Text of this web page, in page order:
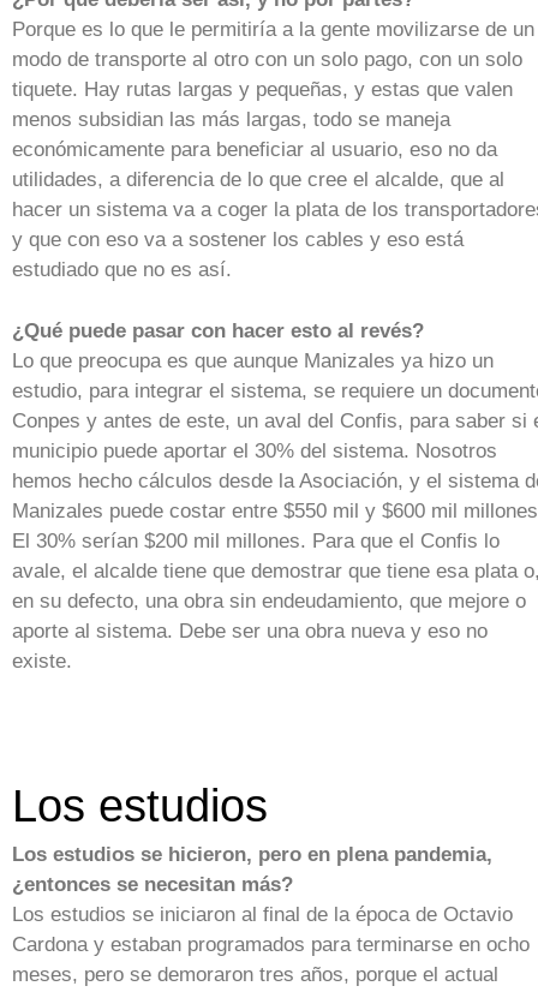
Porque es lo que le permitiría a la gente movilizarse de un
modo de transporte al otro con un solo pago, con un solo
tiquete. Hay rutas largas y pequeñas, y estas que valen
menos subsidian las más largas, todo se maneja
económicamente para beneficiar al usuario, eso no da
utilidades, a diferencia de lo que cree el alcalde, que al
hacer un sistema va a coger la plata de los
y que con eso va a sostener los cables y eso está
estudiado que no es así.
¿Qué puede pasar con hacer esto al revés?
Lo que preocupa es que aunque Manizales ya hizo un
estudio, para integrar el sistema, se requiere un
Conpes y antes de este, un aval del Confis, para saber si
municipio puede aportar el 30% del sistema. Nosotros
hemos hecho cálculos desde la Asociación, y el sistema
Manizales puede costar entre $550 mil y $600 mil
El 30% serían $200 mil millones. Para que el Confis lo
avale, el alcalde tiene que demostrar que tiene esa plata
en su defecto, una obra sin endeudamiento, que mejore o
aporte al sistema. Debe ser una obra nueva y eso no
existe.
Los estudios
Los estudios se hicieron, pero en plena pandemia,
¿entonces se necesitan más?
Los estudios se iniciaron al final de la época de Octavio
Cardona y estaban programados para terminarse en ocho
meses, pero se demoraron tres años, porque el actual